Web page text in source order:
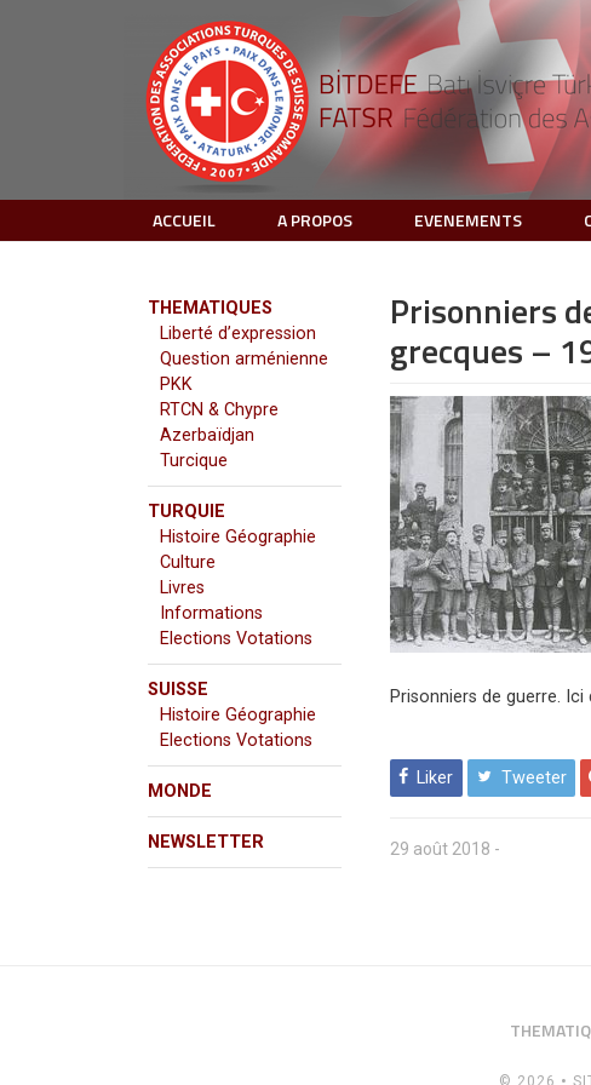
ACCUEIL A PROPOS EVENEMENTS
Prisonniers
grecques –
Prisonniers de guerre.
Liker Tweeter
29 août 2018 -
THEMATIQUES
Liberté d’expression
Question arménienne
PKK
RTCN & Chypre
Azerbaïdjan
Turcique
TURQUIE
Histoire Géographie
Culture
Livres
Informations
Elections Votations
SUISSE
Histoire Géographie
Elections Votations
MONDE
NEWSLETTER
© 2026 •